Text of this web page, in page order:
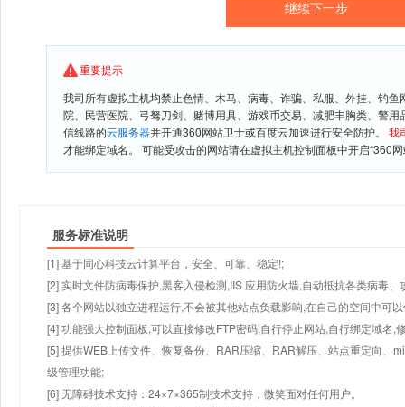
重要提示
我司所有虚拟主机均禁止色情、木马、病毒、诈骗、私服、外挂、钓
院、民营医院、弓驽刀剑、赌博用具、游戏币交易、减肥丰胸类、警
信线路的云服务器并开通360网站卫士或百度云加速进行安全防护。 我
才能绑定域名。 可能受攻击的网站请在虚拟主机控制面板中开启“360
服务标准说明
[1] 基于同心科技云计算平台，安全、可靠、稳定!;
[2] 实时文件防病毒保护,黑客入侵检测,IIS 应用防火墙,自动抵抗各类病毒、
[3] 各个网站以独立进程运行,不会被其他站点负载影响,在自己的空间中可
[4] 功能强大控制面板,可以直接修改FTP密码,自行停止网站,自行绑定域名,
[5] 提供WEB上传文件、恢复备份、RAR压缩、RAR解压、站点重定向、
级管理功能;
[6] 无障碍技术支持：24×7×365制技术支持，微笑面对任何用户。